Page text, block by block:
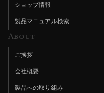
ショップ情報
製品マニュアル検索
About
ご挨拶
会社概要
製品への取り組み